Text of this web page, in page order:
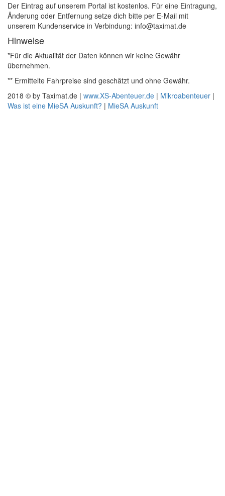
Der Eintrag auf unserem Portal ist kostenlos. Für eine Eintragung,
Änderung oder Entfernung setze dich bitte per E-Mail mit
unserem Kundenservice in Verbindung: info@taximat.de
Hinweise
*Für die Aktualität der Daten können wir keine Gewähr
übernehmen.
** Ermittelte Fahrpreise sind geschätzt und ohne Gewähr.
2018 © by Taximat.de | www.XS-Abenteuer.de | Mikroabenteuer |
Was ist eine MieSA Auskunft? | MieSA Auskunft